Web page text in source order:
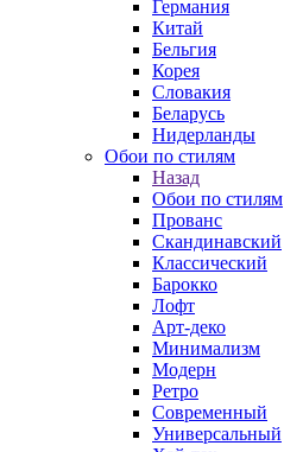
Германия
Китай
Бельгия
Корея
Словакия
Беларусь
Нидерланды
Обои по стилям
Назад
Обои по стилям
Прованс
Скандинавский
Классический
Барокко
Лофт
Арт-деко
Минимализм
Модерн
Ретро
Современный
Универсальный